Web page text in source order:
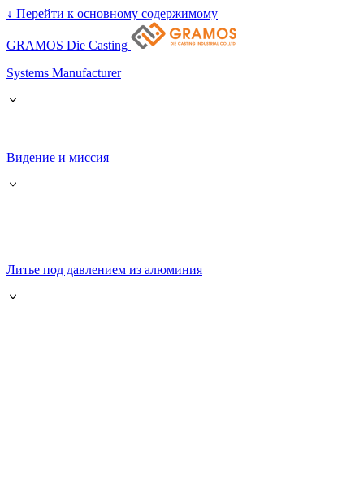
↓ Перейти к основному содержимому
GRAMOS Die Casting
Systems Manufacturer
Видение и миссия
Литье под давлением из алюминия